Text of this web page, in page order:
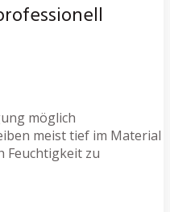
möglich
meist tief im Material
Feuchtigkeit zu